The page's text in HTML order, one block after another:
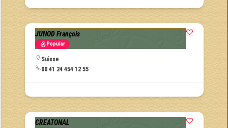
JUNOD François
Popular
Suisse
00 41 24 454 12 55
CREATONAL